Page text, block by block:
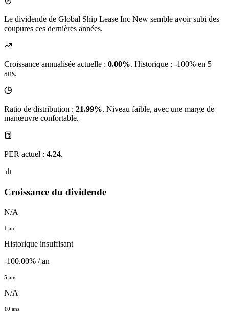
Le dividende de Global Ship Lease Inc New semble avoir subi des
coupures ces dernières années.
Croissance annualisée actuelle : 0.00%. Historique : -100% en 5
ans.
Ratio de distribution : 21.99%. Niveau faible, avec une marge de
manœuvre confortable.
PER actuel : 4.24.
Croissance du dividende
N/A
1 an
Historique insuffisant
-100.00% / an
5 ans
N/A
10 ans